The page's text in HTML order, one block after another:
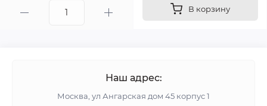
В корзину
Наш адрес:
Москва, ул Ангарская дом 45 корпус 1